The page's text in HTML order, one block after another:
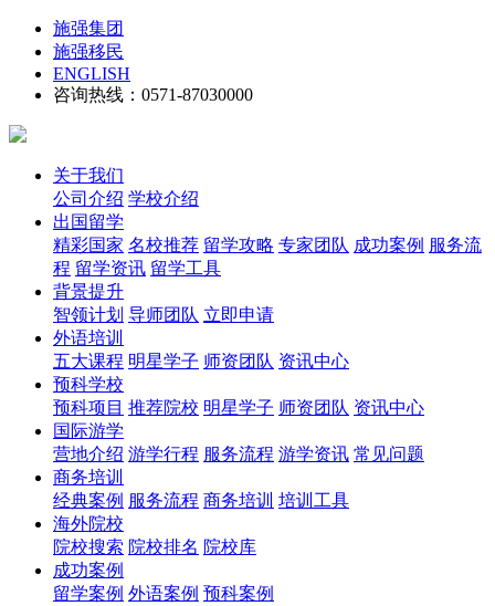
施强集团
施强移民
ENGLISH
咨询热线：0571-87030000
关于我们
公司介绍 学校介绍
出国留学
精彩国家 名校推荐 留学攻略 专家团队 成功案例 服务流
程 留学资讯 留学工具
背景提升
智领计划 导师团队 立即申请
外语培训
五大课程 明星学子 师资团队 资讯中心
预科学校
预科项目 推荐院校 明星学子 师资团队 资讯中心
国际游学
营地介绍 游学行程 服务流程 游学资讯 常见问题
商务培训
经典案例 服务流程 商务培训 培训工具
海外院校
院校搜索 院校排名 院校库
成功案例
留学案例 外语案例 预科案例